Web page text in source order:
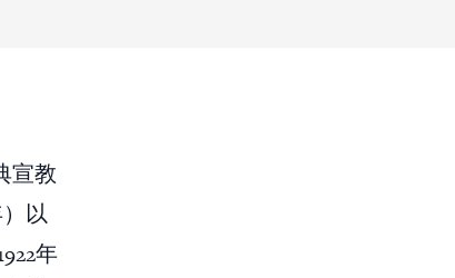
宣教
以
年